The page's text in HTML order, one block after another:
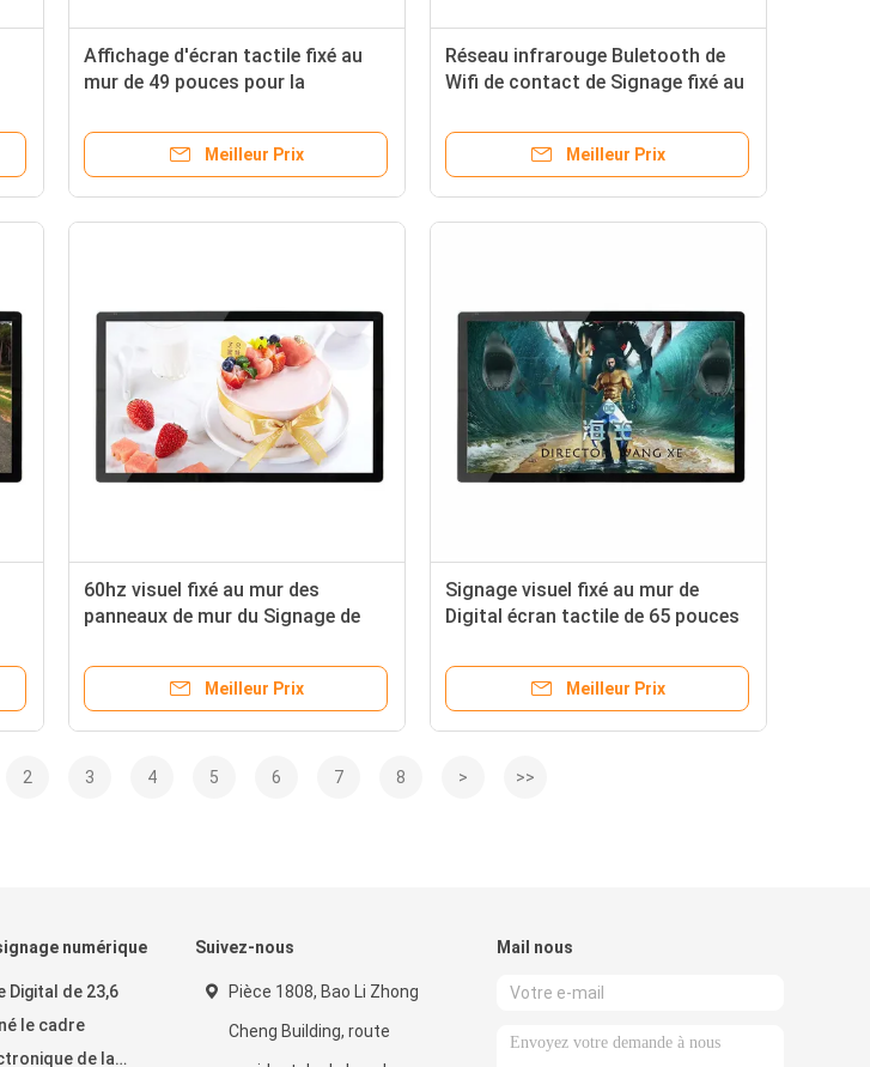
Affichage d'écran tactile fixé au
mur de 49 pouces pour la
boisson
Meilleur Prix
Réseau infrarouge Buletooth de
Wifi de contact de Signage fixé au
la station
Meilleur Prix
60hz visuel fixé au mur des
panneaux de mur du Signage de
cristaux liquides 1366 * 768
Meilleur Prix
Signage visuel fixé au mur de
Digital écran tactile de 65 pouces
Meilleur Prix
2 3 4 5 6 7 8 > >>
numérique
Digital de 23,6
le cadre
de la
Suivez-nous
Pièce 1808, Bao Li Zhong
Cheng Building, route
Mail nous